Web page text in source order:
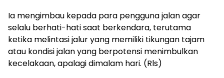
Ia mengimbau kepada para pengguna jalan agar
selalu berhati-hati saat berkendara, terutama
ketika melintasi jalur yang memiliki tikungan tajam
atau kondisi jalan yang berpotensi menimbulkan
kecelakaan, apalagi dimalam hari. (Rls)